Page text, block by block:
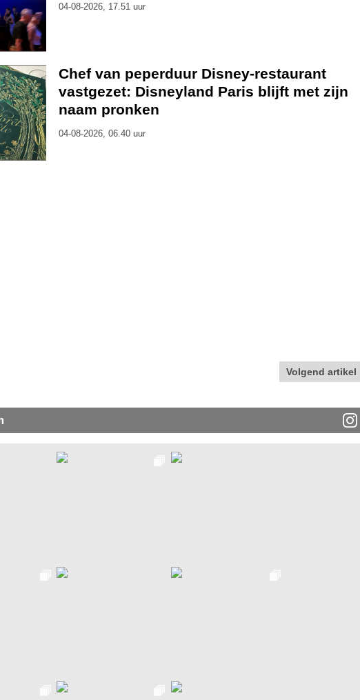
04-08-2026, 17.51 uur
Chef van peperduur Disney-restaurant
vastgezet: Disneyland Paris blijft met zijn
naam pronken
04-08-2026, 06.40 uur
Volgend artikel